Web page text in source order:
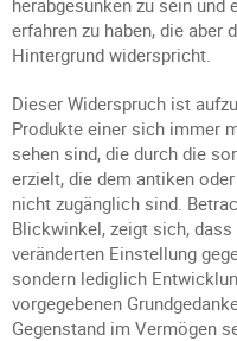
herabgesunken zu sein und
erfahren zu haben, die
Hintergrund widerspricht.
Dieser Widerspruch ist
Produkte einer sich immer
sehen sind, die durch die
erzielt, die dem antiken
nicht zugänglich sind.
Blickwinkel, zeigt sich,
veränderten Einstellung
sondern lediglich
vorgegebenen
Gegenstand im Vermögen